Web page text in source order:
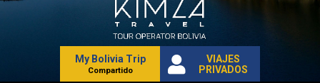
My Bolivia Trip
Compartido
VIAJES
PRIVADOS